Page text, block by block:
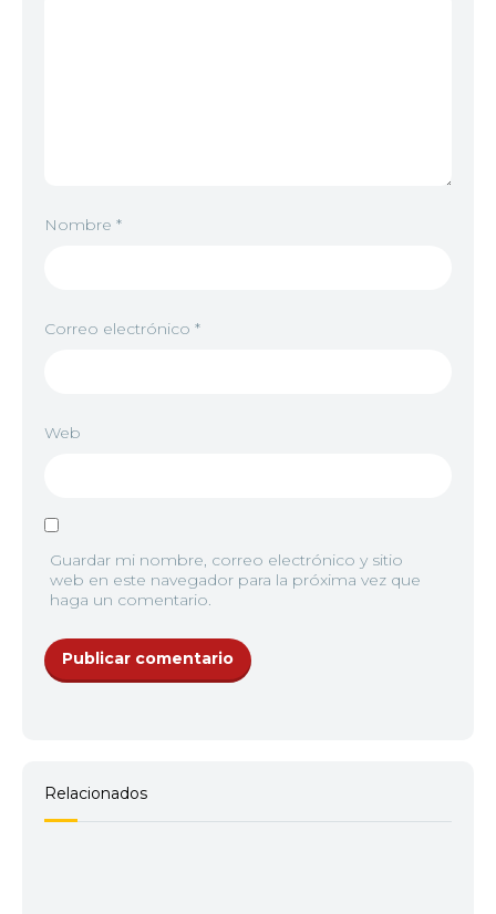
Nombre *
Correo electrónico *
Web
Guardar mi nombre, correo electrónico y sitio
web en este navegador para la próxima vez que
haga un comentario.
Relacionados